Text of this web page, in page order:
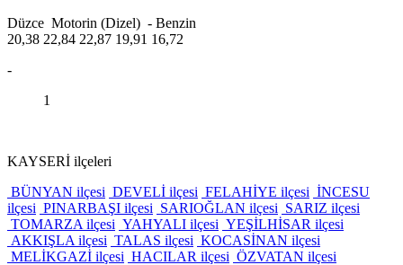
Düzce Motorin (Dizel) - Benzin
20,38 22,84 22,87 19,91 16,72
-
1
KAYSERİ ilçeleri
BÜNYAN ilçesi DEVELİ ilçesi FELAHİYE ilçesi İNCESU
ilçesi PINARBAŞI ilçesi SARIOĞLAN ilçesi SARIZ ilçesi
TOMARZA ilçesi YAHYALI ilçesi YEŞİLHİSAR ilçesi
AKKIŞLA ilçesi TALAS ilçesi KOCASİNAN ilçesi
MELİKGAZİ ilçesi HACILAR ilçesi ÖZVATAN ilçesi